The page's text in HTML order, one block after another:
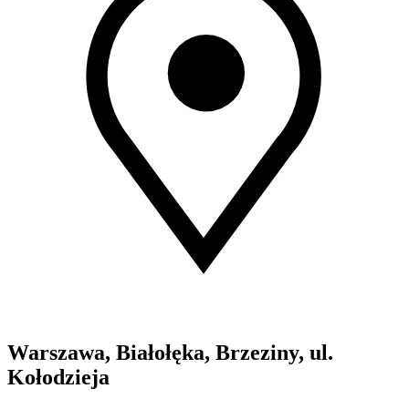
Warszawa, Białołęka, Brzeziny, ul.
Kołodzieja